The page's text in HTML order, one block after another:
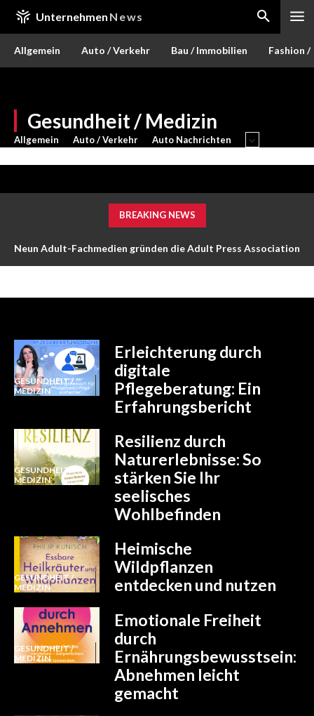
Unternehmen News
Allgemein Auto / Verkehr Bau / Immobilien Fashion /
Gesundheit / Medizin
Allgemein Auto / Verkehr Auto Nachrichten
BREAKING NEWS
Neun Adult-Fachmedien gründen die Adult Press Association
GESUNDHEIT /
MEDIZIN
Erleichterung durch
digitale
Pflegeberatung: Ein
Erfahrungsbericht
GESUNDHEIT /
MEDIZIN
Resilienz durch
Naturerlebnisse: So
stärken Sie Ihr
seelisches
Wohlbefinden
GESUNDHEIT /
MEDIZIN
Heimische
Wildpflanzen
entdecken und nutzen
GESUNDHEIT /
MEDIZIN
Emotionale Freiheit
durch
Ernährungsbewusstsein:
Abnehmen leicht
gemacht